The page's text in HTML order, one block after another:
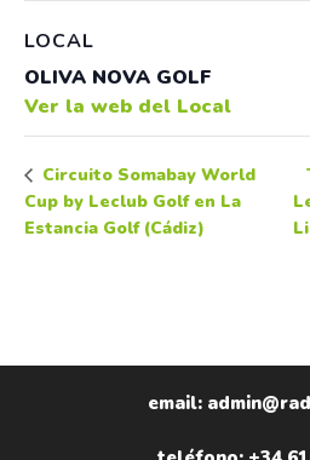
LOCAL
OLIVA NOVA GOLF
Ver la web del Local
Circuito Somabay World
Cup by Leclub Golf en La
Estancia Golf (Cádiz)
email: